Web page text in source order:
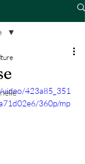
423a85_351
360p/mp